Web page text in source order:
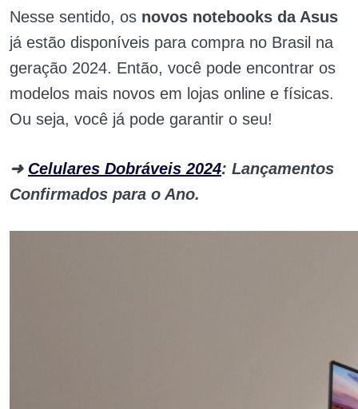
Nesse sentido, os novos notebooks da Asus
já estão disponíveis para compra no Brasil na
geração 2024. Então, você pode encontrar os
modelos mais novos em lojas online e físicas.
Ou seja, você já pode garantir o seu!
➜ Celulares Dobráveis 2024: Lançamentos
Confirmados para o Ano.